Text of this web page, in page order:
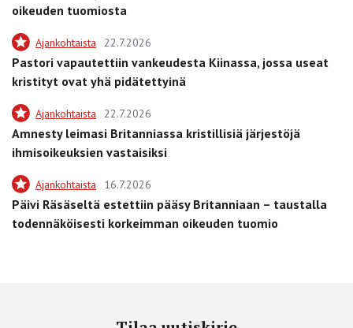
oikeuden tuomiosta
Ajankohtaista 22.7.2026
Pastori vapautettiin vankeudesta Kiinassa, jossa useat
kristityt ovat yhä pidätettyinä
Ajankohtaista 22.7.2026
Amnesty leimasi Britanniassa kristillisiä järjestöjä
ihmisoikeuksien vastaisiksi
Ajankohtaista 16.7.2026
Päivi Räsäseltä estettiin pääsy Britanniaan – taustalla
todennäköisesti korkeimman oikeuden tuomio